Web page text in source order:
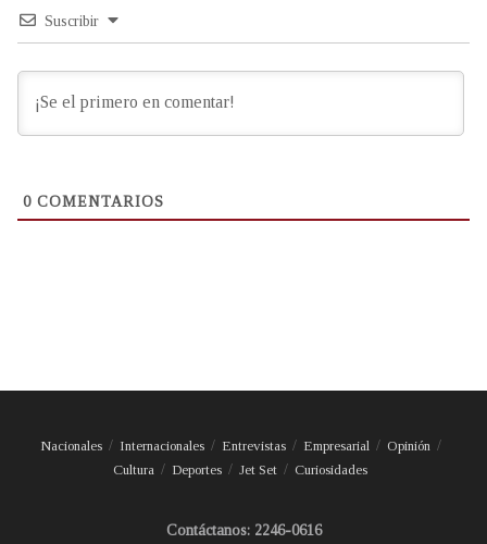
Suscribir
0 COMENTARIOS
Nacionales Internacionales Entrevistas Empresarial
Opinión
Cultura
Deportes Jet Set Curiosidades
Contáctanos: 2246-0616